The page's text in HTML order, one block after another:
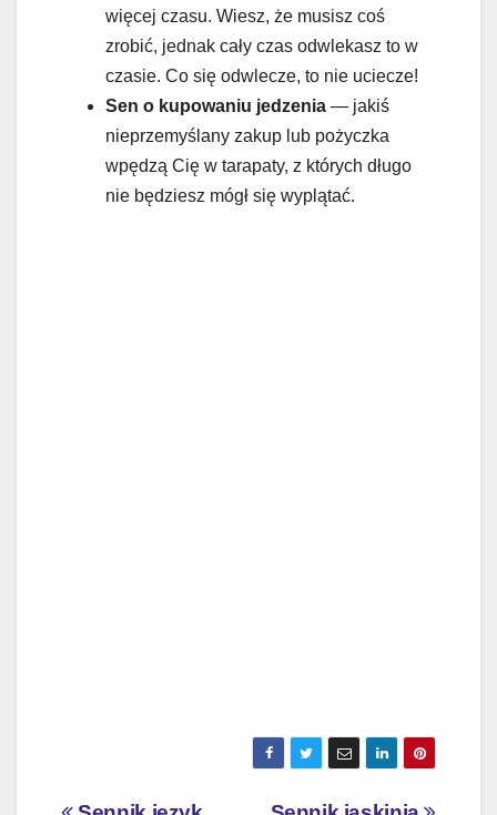
więcej czasu. Wiesz, że musisz coś
zrobić, jednak cały czas odwlekasz to w
czasie. Co się odwlecze, to nie uciecze!
Sen o kupowaniu jedzenia — jakiś
nieprzemyślany zakup lub pożyczka
wpędzą Cię w tarapaty, z których długo
nie będziesz mógł się wyplątać.